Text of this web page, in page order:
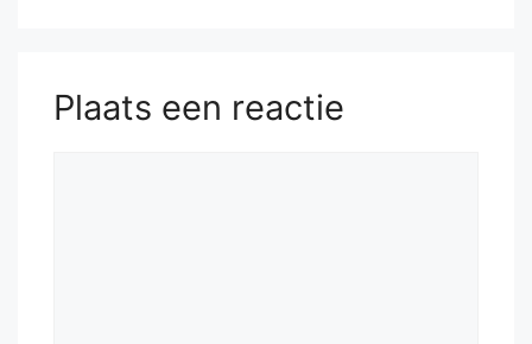
Plaats een reactie